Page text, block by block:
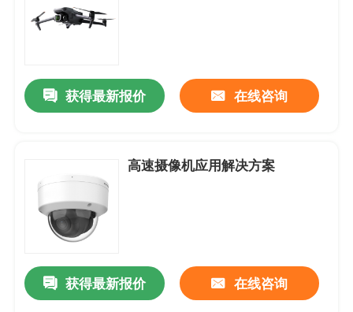
首页
联系我们
获得最新报价 在线咨询
高速摄像机应用解决方案
获得最新报价 在线咨询